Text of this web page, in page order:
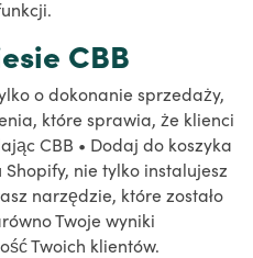
CBB
o dokonanie sprzedaży,
które sprawia, że klienci
CBB • Dodaj do koszyka
nie tylko instalujesz
narzędzie, które zostało
Twoje wyniki
Twoich klientów.